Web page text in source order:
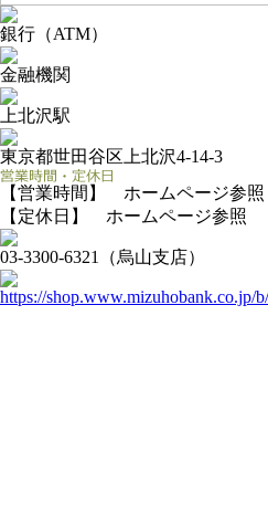
銀行（ATM）
金融機関
上北沢駅
東京都世田谷区上北沢4-14-3
【営業時間】 ホームページ参照
【定休日】 ホームページ参照
03-3300-6321（烏山支店）
https://shop.www.mizuhobank.co.jp/